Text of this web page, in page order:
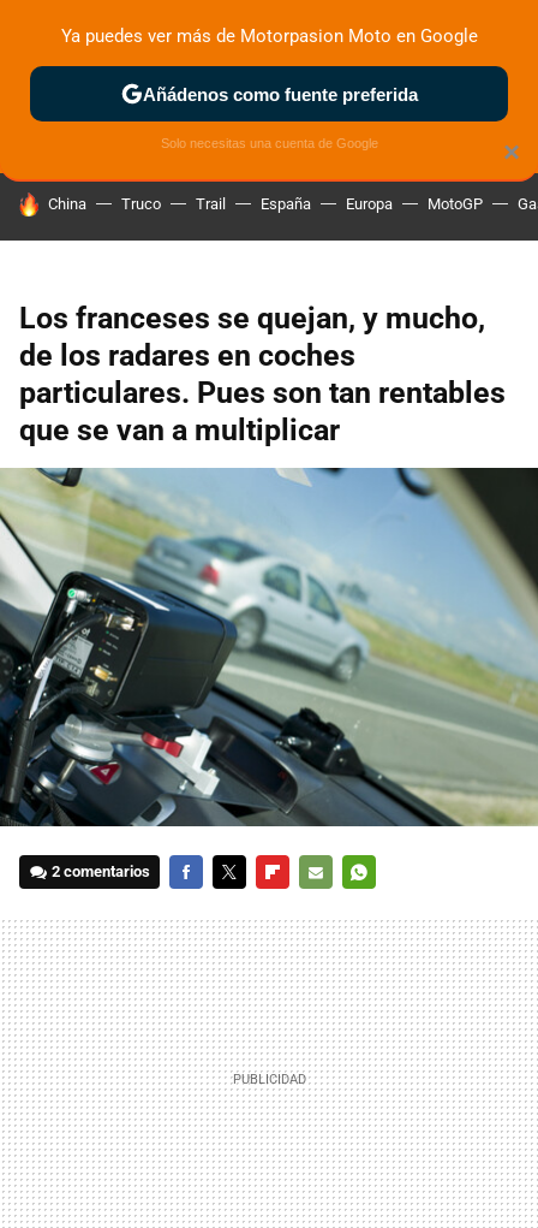
ZONA DE PRUEBAS DEPORTIVAS MOTOS ELÉCTRICAS
HOY SE HABLA DE
China Truco Trail España Europa MotoGP
Los franceses se quejan, y mucho,
de los radares en coches
particulares. Pues son tan rentables
que se van a multiplicar
2 comentarios
MAIL
×
Ya puedes ver más de Motorpasion Moto en Google
Añádenos como fuente preferida
Solo necesitas una cuenta de Google